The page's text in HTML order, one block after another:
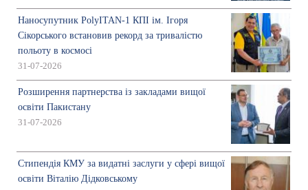
Наносупутник PolyITAN-1 КПІ ім. Ігоря
Сікорського встановив рекорд за тривалістю
польоту в космосі
31-07-2026
Розширення партнерства із закладами вищої
освіти Пакистану
31-07-2026
Стипендія КМУ за видатні заслуги у сфері вищої
освіти Віталію Дідковському